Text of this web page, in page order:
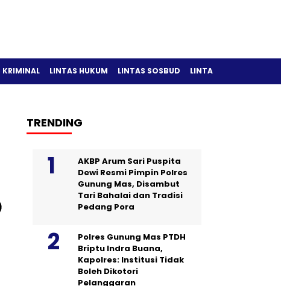
KRIMINAL LINTAS HUKUM LINTAS SOSBUD LINTAS OLAH RAGA
TRENDING
AKBP Arum Sari Puspita
Dewi Resmi Pimpin Polres
Gunung Mas, Disambut
Tari Bahalai dan Tradisi
Pedang Pora
Polres Gunung Mas PTDH
Briptu Indra Buana,
Kapolres: Institusi Tidak
Boleh Dikotori
Pelanggaran